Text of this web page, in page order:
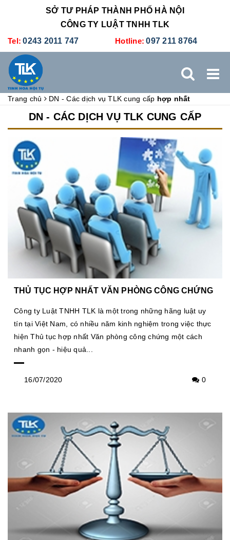
SỞ TƯ PHÁP THÀNH PHỐ HÀ NỘI
CÔNG TY LUẬT TNHH TLK
Tel: 0243 2011 747 Hotline: 097 211 8764
XÚC TIẾN THƯƠNG MẠI
BẢNG GIÁ ĐÀO TẠO TUYỂN DỤNG LIÊN HỆ
Trang chủ DN - Các dịch vụ TLK cung cấp hợp nhất
DN - CÁC DỊCH VỤ TLK CUNG CẤP
THỦ TỤC HỢP NHẤT VĂN PHÒNG CÔNG CHỨNG
Công ty Luật TNHH TLK là một trong những hãng luật uy
tín tại Việt Nam, có nhiều năm kinh nghiệm trong việc thực
hiện Thủ tục hợp nhất Văn phòng công chứng một cách
nhanh gọn - hiệu quả...
16/07/2020 0